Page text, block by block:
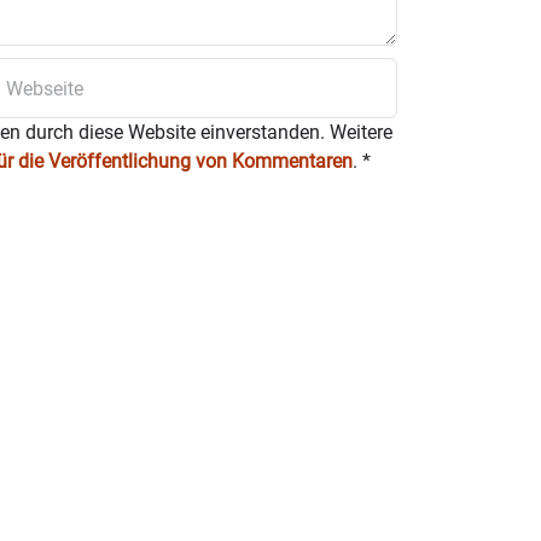
durch diese Website einverstanden. Weitere
die Veröffentlichung von Kommentaren. *